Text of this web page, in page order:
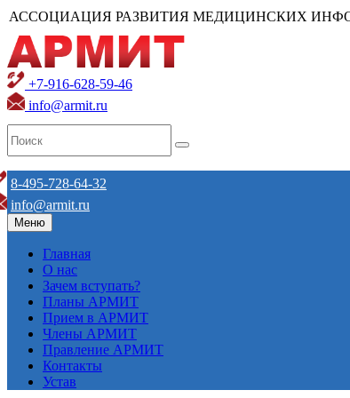
АССОЦИАЦИЯ РАЗВИТИЯ МЕДИЦИНСКИХ
+7-916-628-59-46
info@armit.ru
8-495-728-64-32
info@armit.ru
Меню
Главная
О нас
Зачем вступать?
Планы АРМИТ
Прием в АРМИТ
Члены АРМИТ
Правление АРМИТ
Контакты
Устав